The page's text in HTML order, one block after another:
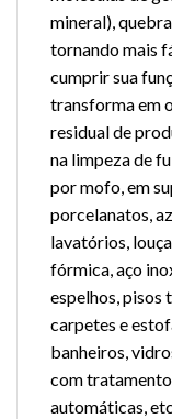
mineral),
tornando mais
cumprir sua
transforma em
residual de
na limpeza de
por mofo, em
porcelanatos,
lavatórios,
fórmica, aço
espelhos, pisos
carpetes e
banheiros,
com tratamento
automáticas,